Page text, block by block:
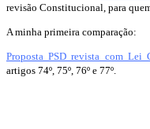
revisão Constitucional, para
A minha primeira comparação:
Proposta PSD revista com Lei
artigos 74º, 75º, 76º e 77º.